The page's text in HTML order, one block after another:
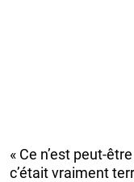
« Ce n’est peut-
c’était vraiment